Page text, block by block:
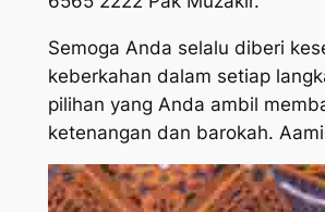
Semoga Anda selalu diberi
keberkahan dalam setiap
pilihan yang Anda ambil
ketenangan dan barokah.